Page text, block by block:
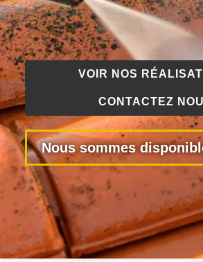
VOIR NOS
CONTACTEZ
Nous sommes